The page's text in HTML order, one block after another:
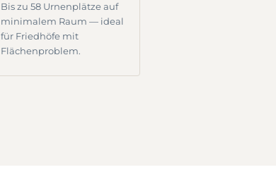
Bis zu 58 Urnenplätze auf
minimalem Raum — ideal
für Friedhöfe mit
Flächenproblem.